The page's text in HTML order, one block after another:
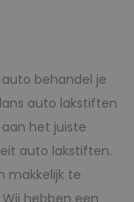
behandel je
auto lakstiften
aan het juiste
auto lakstiften.
makkelijk te
Wij hebben een